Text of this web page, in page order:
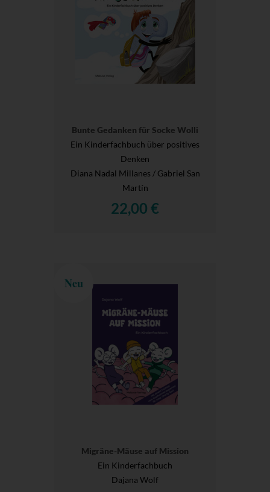
Bunte Gedanken für Socke Wolli
Ein Kinderfachbuch über positives
Denken
Diana Nadal Millanes / Gabriel San
Martín
22,00 €
Neu
Migräne-Mäuse auf Mission
Ein Kinderfachbuch
Dajana Wolf